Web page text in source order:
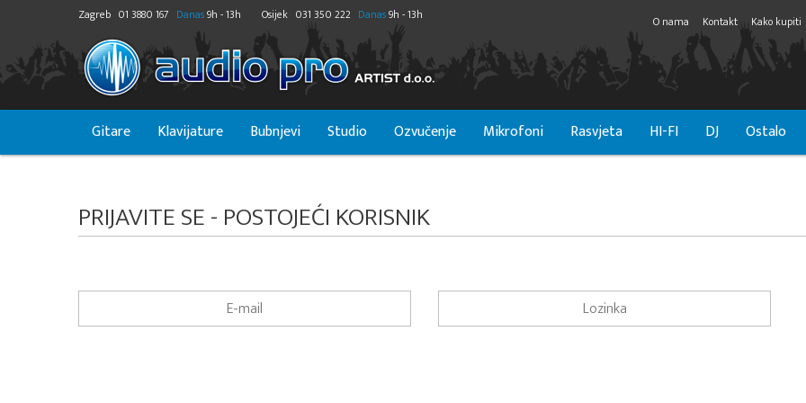
Zagreb 01 3880 167 Danas9h - 13h Osijek 031 350 222 Danas9h - 13h O nama Kontakt Kako kupiti
Gitare Klavijature Bubnjevi Studio Ozvučenje Mikrofoni Rasvjeta HI-FI DJ Ostalo
PRIJAVITE SE - POSTOJEĆI KORISNIK